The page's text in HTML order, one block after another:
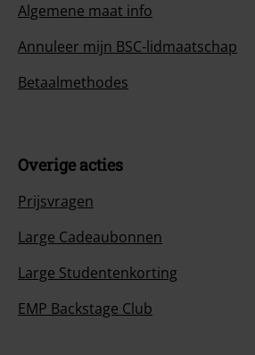
Algemene maat info
Annuleer mijn BSC-lidmaatschap
Betaalmethodes
Overige acties
Prijsvragen
Large Cadeaubonnen
Large Studentenkorting
EMP Backstage Club